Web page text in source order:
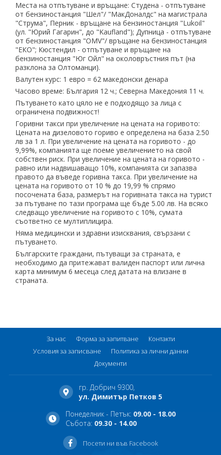
Места на отпътуване и връщане: Студена - отпътуване
от бензиностанция "Шел"∕ "МакДоналдс" на магистрала
"Струма", Перник - връщане на бензиностанция "Lukoil"
(ул. "Юрий Гагарин", до "Kaufland"); Дупница - отпътуване
от бензиностанция "OMV"∕ връщане на бензиностанция
"ЕКО"; Кюстендил - отпътуване и връщане на
бензиностанция "Юг Ойл" на околовръстния път (на
разклона за Олтоманци).
Валутен курс: 1 евро = 62 македонски денара
Часово време: България 12 ч.; Северна Македония 11 ч.
Пътуването като цяло не е подходящо за лица с
ограничена подвижност!
Горивни такси при увеличение на цената на горивото:
Цената на дизеловото гориво е определена на база 2.50
лв за 1 л. При увеличение на цената на горивото - до
9,99%, компанията ще поеме увеличението на свой
собствен риск. При увеличение на цената на горивото -
равно или надвишаващо 10%, компанията си запазва
правото да въведе горивна такса. При увеличение на
цената на горивото от 10 % до 19,99 % спрямо
посочената база, размерът на горивната такса на турист
за пътуване по тази програма ще бъде 5.00 лв. На всяко
следващо увеличение на горивото с 10%, сумата
съответно се мултиплицира.
Няма медицински и здравни изисквания, свързани с
пътуването.
Българските граждани, пътуващи за страната, е
необходимо да притежават валиден паспорт или лична
карта минимум 6 месеца след датата на влизане в
страната.
За нас Форма за запитване
Контакти
Условия за записване
Политика за лични данни
Документи
гр. Добрич 9300,
ул. Димитър Петков 5
Понеделник - Петък: 09.00 - 18.00
Събота: 09.30 - 14.00
Посети ни във Facebook